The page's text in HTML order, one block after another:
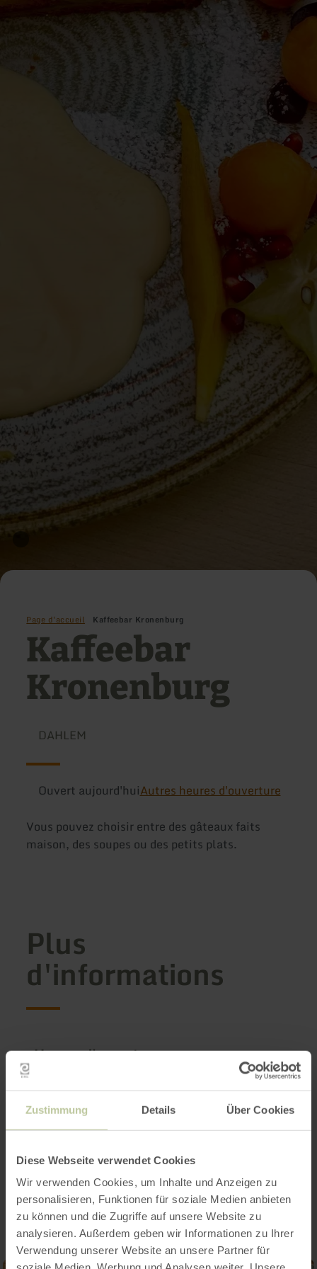
Zustimmung Details Über Cookies
Diese Webseite verwendet Cookies
Wir verwenden Cookies, um Inhalte und Anzeigen zu
personalisieren, Funktionen für soziale Medien anbieten
zu können und die Zugriffe auf unsere Website zu
analysieren. Außerdem geben wir Informationen zu Ihrer
Verwendung unserer Website an unsere Partner für
Page d'accueil Kaffeebar Kronenburg
Kaffeebar
Kronenburg
DAHLEM
Ouvert aujourd'huiAutres heures d'ouverture
Vous pouvez choisir entre des gâteaux faits
maison, des soupes ou des petits plats.
Plus
d'informations
Heures d'ouverture
Caractéristiques / Particularités
Catégories
Impressions